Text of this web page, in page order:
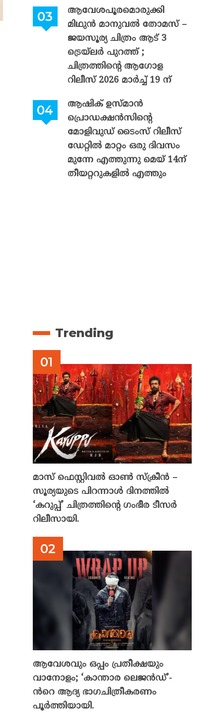
ആവേശപൂരമൊരുക്കി
മിഥുൻ മാനുവൽ തോമസ് –
ജയസൂര്യ ചിത്രം ആട് 3
ട്രെയ്‌ലർ പുറത്ത് ;
ചിത്രത്തിന്റെ ആഗോള
റിലീസ് 2026 മാർച്ച് 19 ന്
ആഷിക് ഉസ്മാൻ
പ്രൊഡക്ഷൻസിന്റെ
മോളിവുഡ് ടൈംസ് റിലീസ്
ഡേറ്റിൽ മാറ്റം ഒരു ദിവസം
മുന്നേ എത്തുന്നു മെയ് 14ന്
തീയറ്ററുകളിൽ എത്തും
Trending
മാസ് ഫെസ്റ്റിവൽ ഓൺ സ്‌ക്രീൻ –
സൂര്യയുടെ പിറന്നാൾ ദിനത്തിൽ
‘കറുപ്പ്’ ചിത്രത്തിന്റെ ഗംഭീര ടീസർ
റിലീസായി.
ആവേശവും ഒപ്പം പ്രതീക്ഷയും
വാനോളം; ‘കാന്താര ലെജൻഡ്’-
ൻറെ ആദ്യ ഭാഗചിത്രീകരണം
പൂർത്തിയായി.